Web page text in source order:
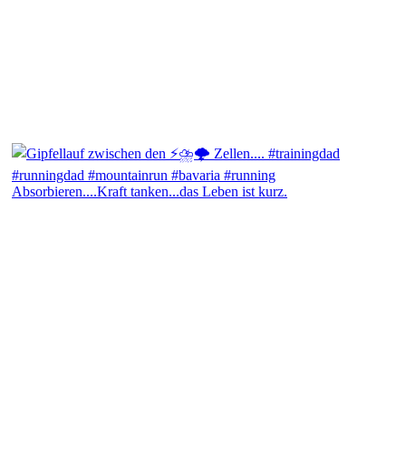
Absorbieren....Kraft tanken...das Leben ist kurz.